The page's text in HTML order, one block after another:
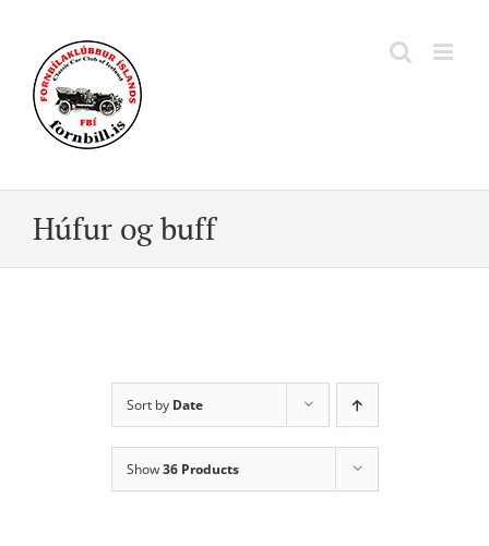
content
Húfur og buff
Sort by Date
Show36 Products